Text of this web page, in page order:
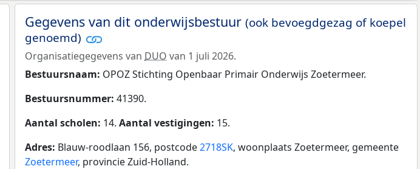
Gegevens van dit onderwijsbestuur (ook bevoegdgezag of koepel
genoemd)
Organisatiegegevens van DUO van 1 juli 2026.
Bestuursnaam: OPOZ Stichting Openbaar Primair Onderwijs Zoetermeer.
Bestuursnummer: 41390.
Aantal scholen: 14. Aantal vestigingen: 15.
Adres: Blauw-roodlaan 156, postcode2718SK, woonplaats Zoetermeer, gemeente
Zoetermeer, provincie Zuid-Holland.